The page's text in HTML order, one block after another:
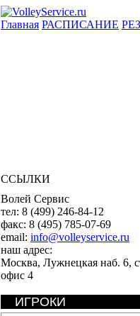
Главная РАСПИСАНИЕ
ССЫЛКИ
Волей Сервис
тел: 8 (499) 246-84-12
факс: 8 (495) 785-07-69
email: info@volleyservice.ru
наш адрес:
Москва, Лужнецкая наб. 6,
офис 4
ИГРОКИ